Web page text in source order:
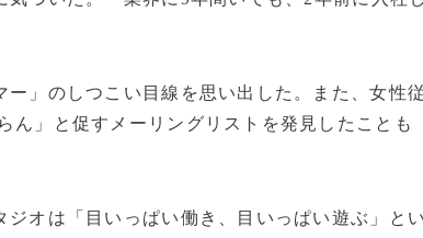
」のしつこい目線を思い出した。また、女性
ん」と促すメーリングリストを発見したことも
オは「目いっぱい働き、目いっぱい遊ぶ」と